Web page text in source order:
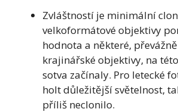
Zvláštností je minimální
velkoformátové objektivy
hodnota a některé,
krajinářské objektivy, na
sotva začínaly. Pro letecké
holt důležitější světelnost,
příliš neclonilo.